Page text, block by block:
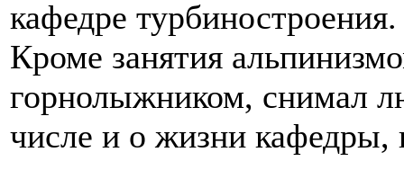
кафедре
Кроме занятия
горнолыжником, снимал
числе и о жизни кафедры,